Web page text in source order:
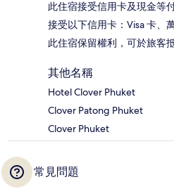
此住宿接受信用卡及現金等
接受以下信用卡：Visa 卡、
此住宿保留權利，可於旅客
其他名稱
Hotel Clover Phuket
Clover Patong Phuket
Clover Phuket
常見問題